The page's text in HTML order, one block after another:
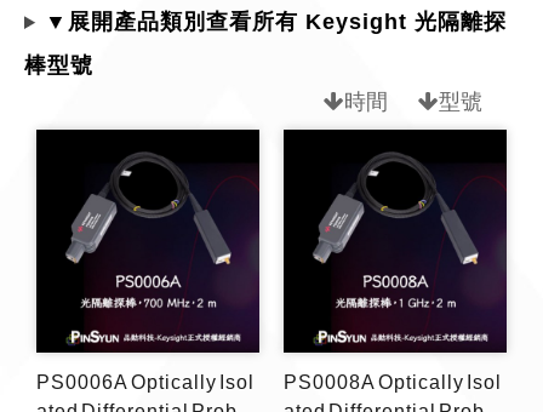
▼展開產品類別查看所有 Keysight 光隔離探
棒型號
時間 型號
PS0006A Optically Isol
PS0008A Optically Isol